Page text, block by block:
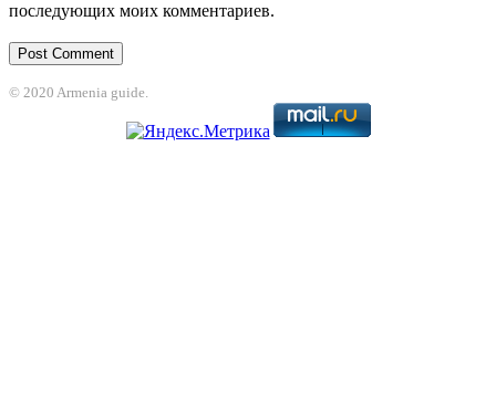
последующих моих комментариев.
© 2020 Armenia guide.